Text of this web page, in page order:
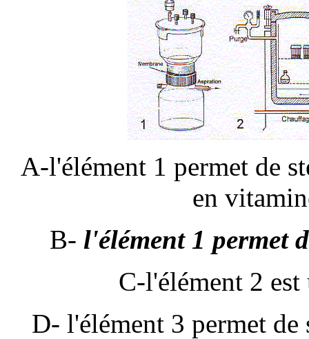
A-l'élément 1 permet de
en
B- l'élément 1 permet
C-l'élément 2
D- l'élément 3 permet